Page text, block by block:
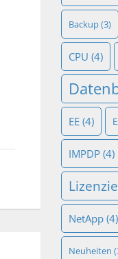
Backup(3)
CPU (4)
EE (4)
IMPDP (4)
NetApp (4)
Neuheiten